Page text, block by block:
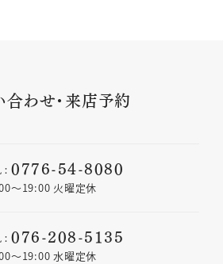
合わせ・来店予約
0776-54-8080
〜19:00 火曜定休
076-208-5135
〜19:00 水曜定休